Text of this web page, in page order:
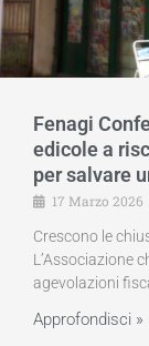
Fenagi
edicole a
per salvare
17 Marzo 2026
Crescono le
L’Associazione
agevolazioni
Approfondisci »